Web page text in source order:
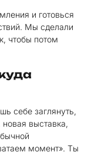
и готовься
Мы сделали
чтобы потом
себе заглянуть,
новая выставка,
момент». Ты